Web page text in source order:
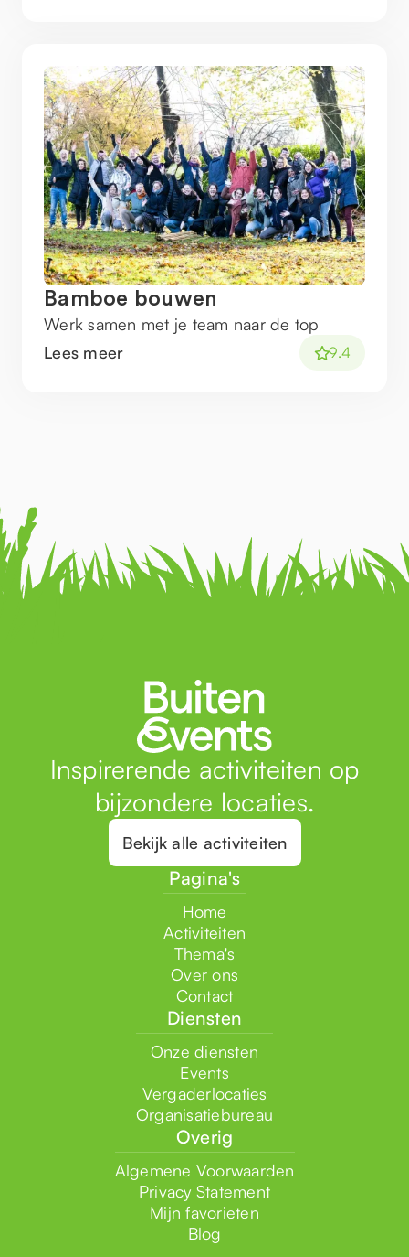
Bamboe bouwen
Werk samen met je team naar de top
Lees meer
9.4
Inspirerende activiteiten op
bijzondere locaties.
Bekijk alle activiteiten
Pagina's
Home
Activiteiten
Thema's
Over ons
Contact
Diensten
Onze diensten
Events
Vergaderlocaties
Organisatiebureau
Overig
Algemene Voorwaarden
Privacy Statement
Mijn favorieten
Blog